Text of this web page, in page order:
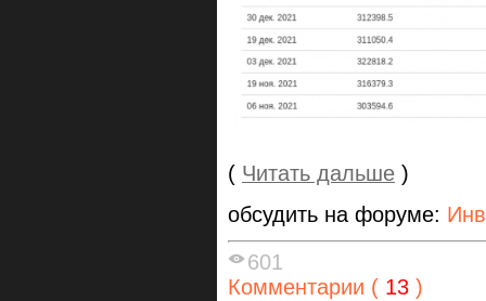
( Читать дальше )
обсудить на форуме:
601
Комментарии ( 13 )